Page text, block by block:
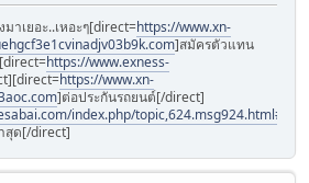
าเยอะ..เหอะๆ[direct=https://www.xn-
]สมัครตัวแทน
https://www.exness-
https://www.xn-
]ต่อประกันรถยนต์[/direct]
index.php/
สุด[/direct]